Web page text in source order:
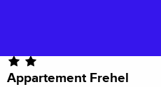
principal
Appartement Frehel